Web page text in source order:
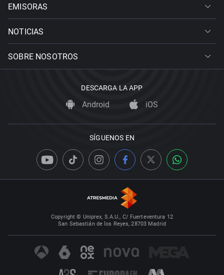
EMISORAS
NOTICIAS
SOBRE NOSOTROS
DESCARGA LA APP
Android iOS
SÍGUENOS EN
Copyright © Uniprex, S.A.U., C/ Fuerteventura 12
San Sebastián de los Reyes, 28703 Madrid